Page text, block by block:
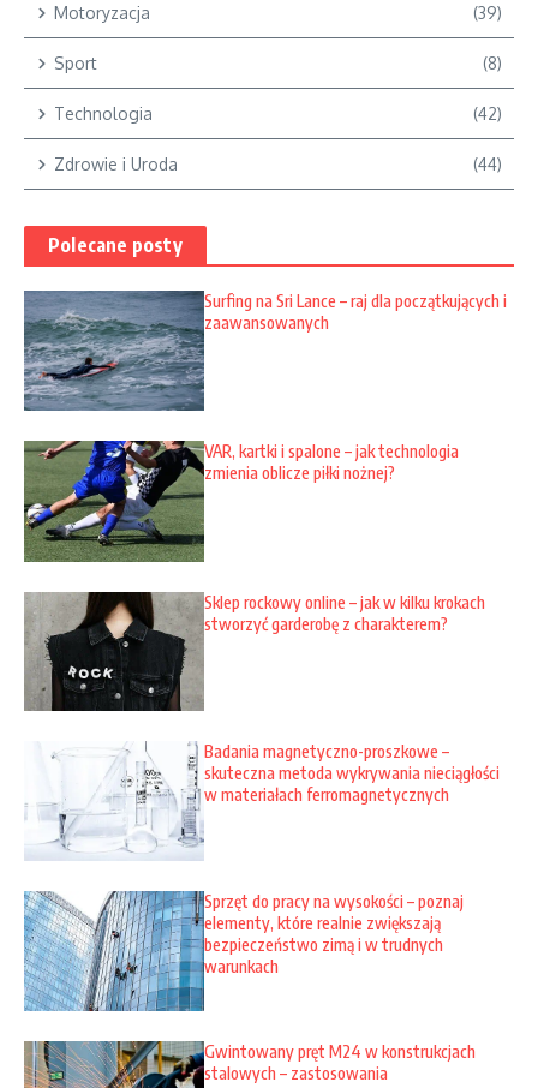
Motoryzacja (39)
Sport (8)
Technologia (42)
Zdrowie i Uroda (44)
Polecane posty
Surfing na Sri Lance – raj dla początkujących i
zaawansowanych
VAR, kartki i spalone – jak technologia
zmienia oblicze piłki nożnej?
Sklep rockowy online – jak w kilku krokach
stworzyć garderobę z charakterem?
Badania magnetyczno-proszkowe –
skuteczna metoda wykrywania nieciągłości
w materiałach ferromagnetycznych
Sprzęt do pracy na wysokości – poznaj
elementy, które realnie zwiększają
bezpieczeństwo zimą i w trudnych
warunkach
Gwintowany pręt M24 w konstrukcjach
stalowych – zastosowania